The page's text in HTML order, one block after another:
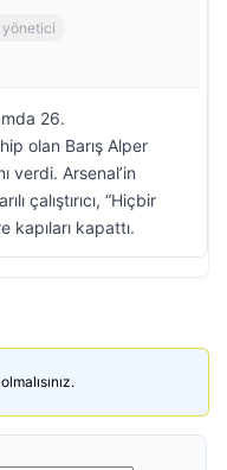
yönetici
26.
olan Barış Alper
verdi. Arsenal’in
çalıştırıcı, “Hiçbir
kapattı.